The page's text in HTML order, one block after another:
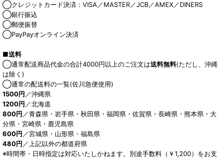
◯クレジットカード決済：VISA／MASTER／JCB／AMEX／DINERS
◯銀行振込
◯郵便振替
◯PayPayオンライン決済
■送料
◯通常配送商品代金の合計4000円以上のご注文は送料無料(ただし、沖縄
は除く)
◯通常の配送料の一覧(佐川急便使用)
1500円 ／沖縄県
1200円 ／北海道
800円 ／青森県・岩手県・秋田県・福岡県・佐賀県・長崎県・熊本県・大
分県・宮崎県・鹿児島県
600円 ／宮城県・山形県・福島県
480円 ／上記以外の都道府県
※時間帯・日時指定は対応いたしかねます。別途手数料（￥1,200）をお支